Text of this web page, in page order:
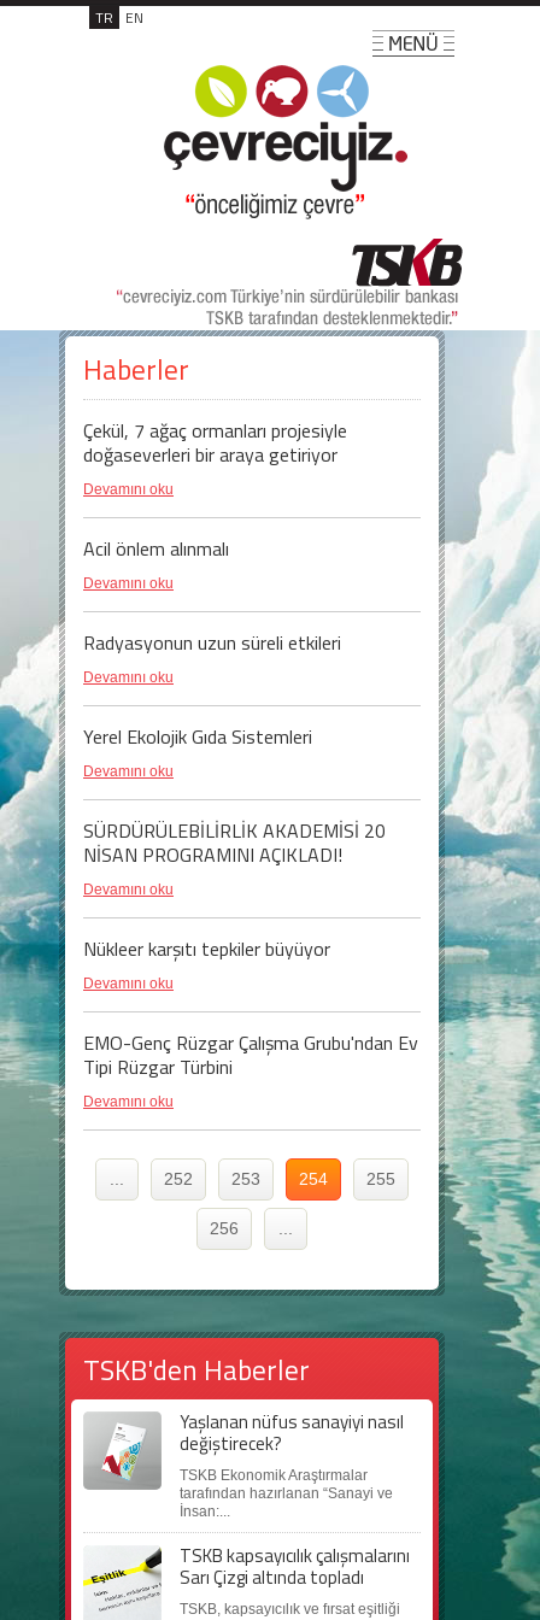
TR EN
Haberler
Çekül, 7 ağaç ormanları projesiyle
doğaseverleri bir araya getiriyor
Devamını oku
Acil önlem alınmalı
Devamını oku
Radyasyonun uzun süreli etkileri
Devamını oku
Yerel Ekolojik Gıda Sistemleri
Devamını oku
SÜRDÜRÜLEBİLİRLİK AKADEMİSİ 20
NİSAN PROGRAMINI AÇIKLADI!
Devamını oku
Nükleer karşıtı tepkiler büyüyor
Devamını oku
EMO-Genç Rüzgar Çalışma Grubu'ndan Ev
Tipi Rüzgar Türbini
Devamını oku
252 253 254 255
256
TSKB'den Haberler
Yaşlanan nüfus sanayiyi nasıl
değiştirecek?
TSKB Ekonomik Araştırmalar
tarafından hazırlanan “Sanayi ve
İnsan:...
TSKB kapsayıcılık çalışmalarını
Sarı Çizgi altında topladı
TSKB, kapsayıcılık ve fırsat eşitliği